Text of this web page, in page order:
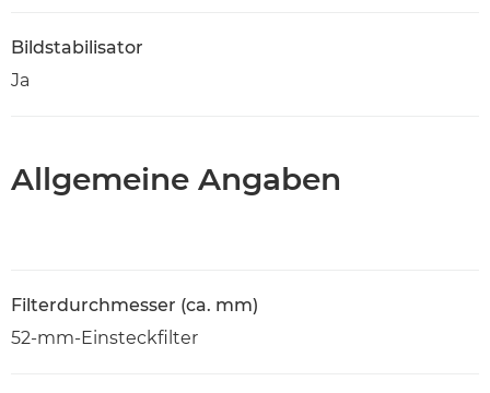
Bildstabilisator
Ja
Allgemeine Angaben
Filterdurchmesser (ca. mm)
52-mm-Einsteckfilter